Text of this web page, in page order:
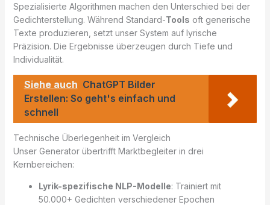
Spezialisierte Algorithmen machen den Unterschied bei der
Gedichterstellung. Während Standard-Tools oft generische
Texte produzieren, setzt unser System auf lyrische
Präzision. Die Ergebnisse überzeugen durch Tiefe und
Individualität.
Siehe auch ChatGPT Bilder
Erstellen: So geht's einfach und
schnell
Technische Überlegenheit im Vergleich
Unser Generator übertrifft Marktbegleiter in drei
Kernbereichen:
Lyrik-spezifische NLP-Modelle: Trainiert mit
50.000+ Gedichten verschiedener Epochen